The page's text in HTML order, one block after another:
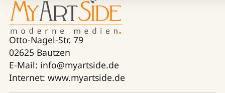
Otto-Nagel-Str. 79
02625 Bautzen
E-Mail: info@myartside.de
Internet: www.myartside.de